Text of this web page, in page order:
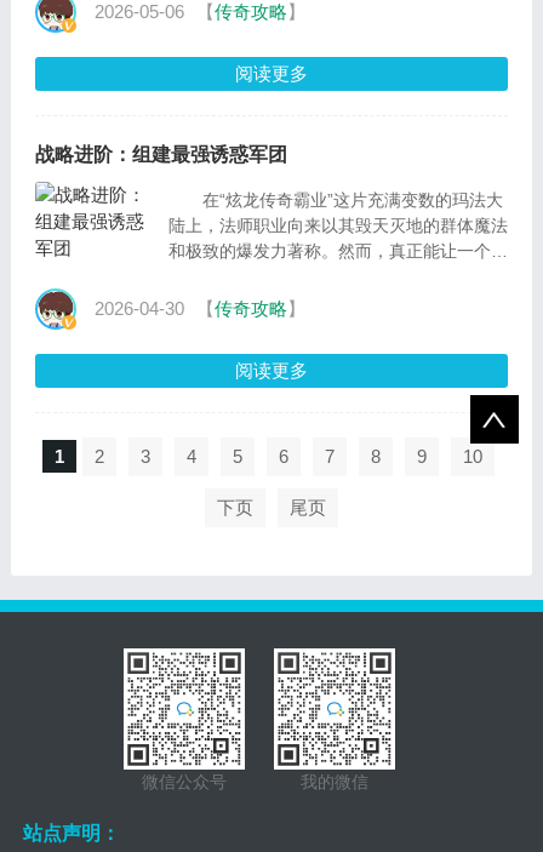
2026-05-06 【传奇攻略】
阅读更多
战略进阶：组建最强诱惑军团
在“炫龙传奇霸业”这片充满变数的玛法大
陆上，法师职业向来以其毁天灭地的群体魔法
和极致的爆发力著称。然而，真正能让一个法
2026-04-30 【传奇攻略】
阅读更多
1 2 3 4 5 6 7 8 9 10
下页 尾页
微信公众号 我的微信
站点声明：